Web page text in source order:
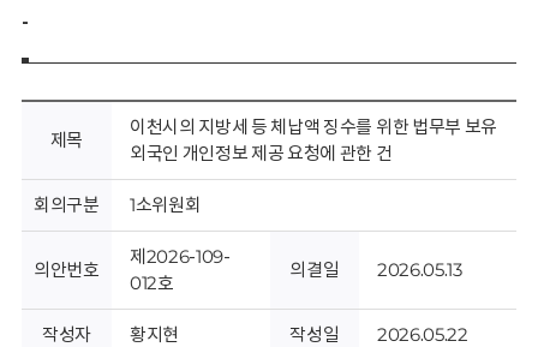
보
호
위
원
회
-
제목
이천시의 지방세 등 체납액 징수를 위한 법무부 보유
외국인 개인정보 제공 요청에 관한 건
회의구분 1소위원회
의안번호
제2026-109-
012호
의결일 2026.05.13
작성자 황지현 작성일 2026.05.22